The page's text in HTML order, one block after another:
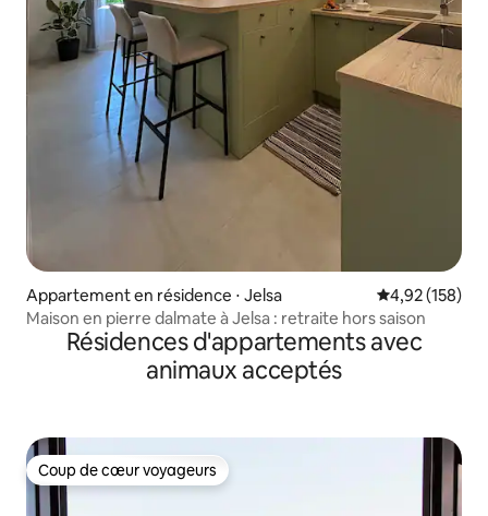
Appartement en résidence ⋅ Jelsa Évaluation
4,92 (158)
Maison en pierre dalmate à Jelsa : retraite hors saison
Résidences d'appartements avec
animaux acceptés
Coup de cœur voyageurs
Coup de cœur voyageurs